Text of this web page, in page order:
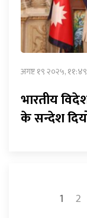
अगष्ट १९ २०२५, ११:४९
भारतीय
के सन्देश
1 2